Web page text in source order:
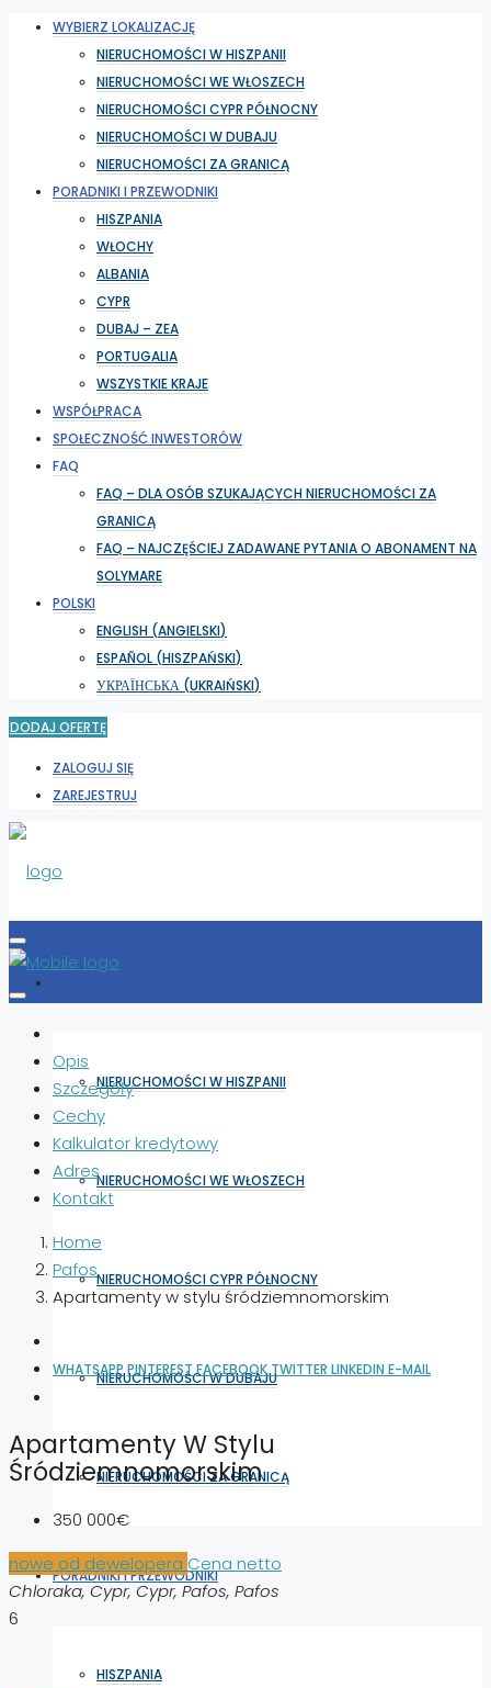
WYBIERZ LOKALIZACJĘ
NIERUCHOMOŚCI W HISZPANII
NIERUCHOMOŚCI WE WŁOSZECH
NIERUCHOMOŚCI CYPR PÓŁNOCNY
NIERUCHOMOŚCI W DUBAJU
NIERUCHOMOŚCI ZA GRANICĄ
PORADNIKI I PRZEWODNIKI
HISZPANIA
WŁOCHY
ALBANIA
CYPR
DUBAJ – ZEA
PORTUGALIA
WSZYSTKIE KRAJE
WSPÓŁPRACA
SPOŁECZNOŚĆ INWESTORÓW
FAQ
FAQ – DLA OSÓB SZUKAJĄCYCH NIERUCHOMOŚCI ZA
GRANICĄ
FAQ – NAJCZĘŚCIEJ ZADAWANE PYTANIA O ABONAMENT NA
SOLYMARE
POLSKI
ENGLISH (ANGIELSKI)
ESPAÑOL (HISZPAŃSKI)
УКРАЇНСЬКА (UKRAIŃSKI)
DODAJ OFERTĘ
ZALOGUJ SIĘ
ZAREJESTRUJ
NIERUCHOMOŚCI W HISZPANII
NIERUCHOMOŚCI WE WŁOSZECH
NIERUCHOMOŚCI CYPR PÓŁNOCNY
NIERUCHOMOŚCI W DUBAJU
NIERUCHOMOŚCI ZA GRANICĄ
PORADNIKI I PRZEWODNIKI
HISZPANIA
Opis
Szczegóły
Cechy
Kalkulator kredytowy
Adres
Kontakt
Home
Pafos
Apartamenty w stylu śródziemnomorskim
WHATSAPPPINTEREST FACEBOOKTWITTER LINKEDIN E-MAIL
Apartamenty W Stylu
Śródziemnomorskim
350 000€
nowe od dewelopera Cena netto
Chloraka, Cypr, Cypr, Pafos, Pafos
6